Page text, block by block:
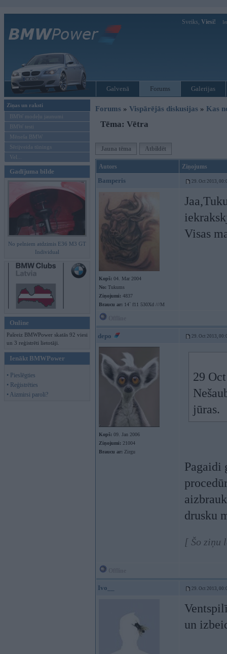
Sveiks, Viesi!
Galvenā Forums Galerijas
Ziņas un raksti
BMW modeļu jaunumi
BMW testi
Mēneša BMW
Sērijveida tūnings
Vel...
Gadījuma bilde
No pelniem atdzimis E36 M3 GT
Individual
Online
Pašreiz BMWPower skatās 92 viesi
un 3 reģistrēti lietotāji.
Ienākt BMWPower
• Pieslēgties
• Reģistrēties
• Aizmirsi paroli?
Forums » Vispārējās diskusijas » Kas
Tēma: Vētra
Jauna tēma Atbildēt
Autors Ziņojums
Bamperis 29. Oct 2013,
Kopš: 04. Mar 2004
No: Tukums
Ziņojumi: 4837
Braucu ar: 14` f11 530Xd ///M
Visas
depo 29. Oct 2013,
Kopš: 09. Jan 2006
Ziņojumi: 21004
Braucu ar: Zirgu
29
jūras.
Pagaidi
drusku
[ Šo ziņu
Ivo__ 29. Oct 2013,
un